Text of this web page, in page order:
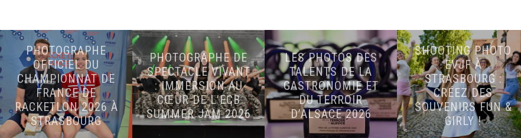
PHOTOGRAPHE
OFFICIEL DU
CHAMPIONNAT DE
FRANCE DE
RACKETLON 2026 À
STRASBOURG
PHOTOGRAPHE DE
SPECTACLE VIVANT
: IMMERSION AU
CŒUR DE L’ECB
SUMMER JAM 2026
LES PHOTOS DES
TALENTS DE LA
GASTRONOMIE ET
DU TERROIR
D’ALSACE 2026
SHOOTING PHOTO
EVJF À
STRASBOURG :
CRÉEZ DES
SOUVENIRS FUN &
GIRLY !